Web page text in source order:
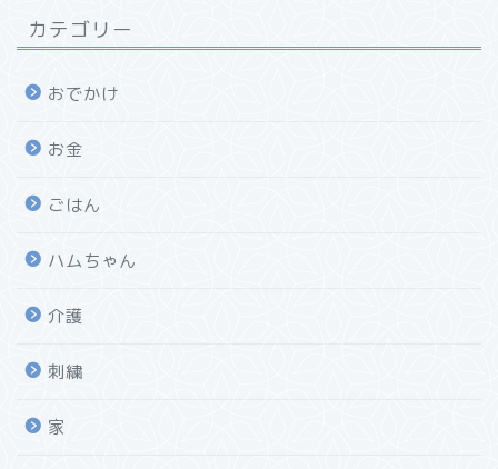
カテゴリー
おでかけ
お金
ごはん
ハムちゃん
介護
刺繍
家